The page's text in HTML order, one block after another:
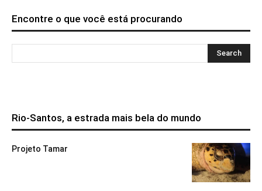
Encontre o que você está procurando
Rio-Santos, a estrada mais bela do mundo
Projeto Tamar